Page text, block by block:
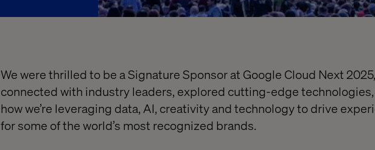
We were thrilled to be a Signature Sponsor at Google Cloud Next
connected with industry leaders, explored cutting-edge technologies,
how we’re leveraging data, AI, creativity and technology to drive
for some of the world’s most recognized brands.